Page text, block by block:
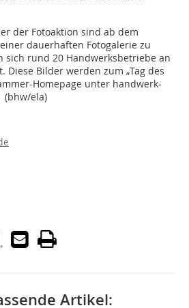
der Fotoaktion sind ab dem
dauerhaften Fotogalerie zu
sich rund 20 Handwerksbetriebe an
Diese Bilder werden zum „Tag des
Homepage unter handwerk-
ela)
Artikel: